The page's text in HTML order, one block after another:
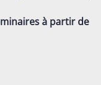
à partir de